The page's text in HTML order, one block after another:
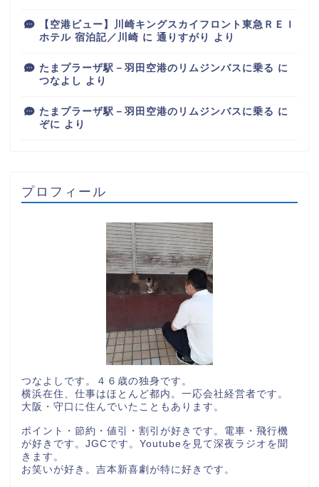
【空港ビュー】川崎キングスカイフロント東急ＲＥＩ
ホテル 宿泊記／川崎 に 通りすがり より
たまプラーザ駅－羽田空港のリムジンバスに乗る に
つなよし より
たまプラーザ駅－羽田空港のリムジンバスに乗る に
ぞに より
プロフィール
つなよしです。４６歳の独身です。
横浜在住、仕事はほとんど都内。一応会社経営者です。
大阪・守口に住んでいたこともあります。
ポイント・節約・値引・割引が好きです。電車・飛行機
が好きです。JGCです。Youtubeを見て深夜ラジオを聞
きます。
お笑いが好き。吉本新喜劇が特に好きです。